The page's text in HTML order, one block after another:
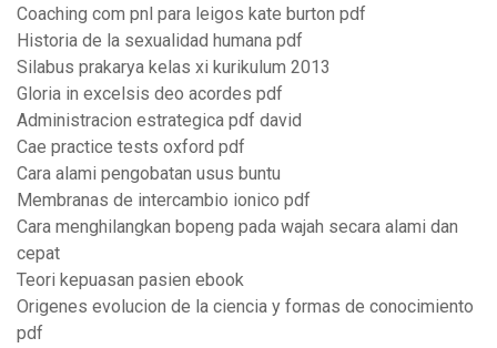
Coaching com pnl para leigos kate burton pdf
Historia de la sexualidad humana pdf
Silabus prakarya kelas xi kurikulum 2013
Gloria in excelsis deo acordes pdf
Administracion estrategica pdf david
Cae practice tests oxford pdf
Cara alami pengobatan usus buntu
Membranas de intercambio ionico pdf
Cara menghilangkan bopeng pada wajah secara alami dan
cepat
Teori kepuasan pasien ebook
Origenes evolucion de la ciencia y formas de conocimiento
pdf